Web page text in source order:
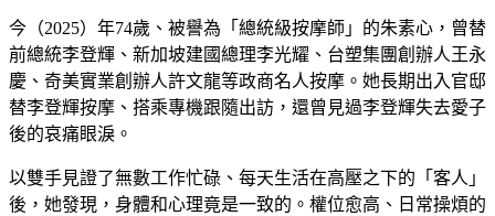
今（2025）年74歲、被譽為「總統級按摩師」的朱素心，曾替
前總統李登輝、新加坡建國總理李光耀、台塑集團創辦人王永
慶、奇美實業創辦人許文龍等政商名人按摩。她長期出入官邸
替李登輝按摩、搭乘專機跟隨出訪，還曾見過李登輝失去愛子
後的哀痛眼淚。
以雙手見證了無數工作忙碌、每天生活在高壓之下的「客人」
後，她發現，身體和心理竟是一致的。權位愈高、日常操煩的